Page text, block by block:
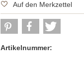
Auf den Merkzettel
Artikelnummer: